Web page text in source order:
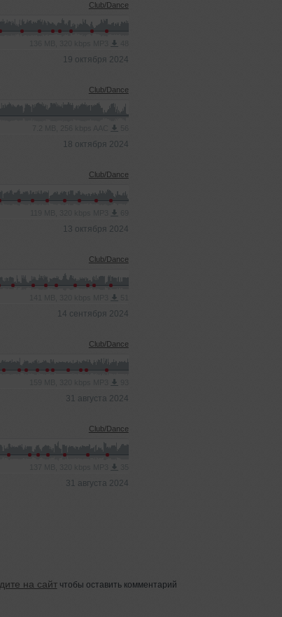
Club/Dance
19 октября 2024
Club/Dance
18 октября 2024
Club/Dance
13 октября 2024
Club/Dance
14 сентября 2024
Club/Dance
31 августа 2024
Club/Dance
31 августа 2024
на сайтчтобы оставить комментарий